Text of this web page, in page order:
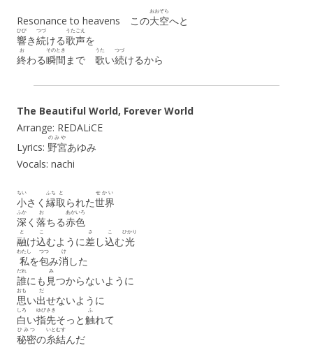
Resonance to heavens この大空
おおぞら
へと
響
ひび
き続
つづ
ける歌声
うたごえ
を
終
お
わる瞬間
そのとき
まで 歌
うた
い続
つづ
けるから
The Beautiful World, Forever World
Arrange: REDALiCE
Lyrics: 野宮
のみや
あゆみ
Vocals: nachi
小
ちい
さく 縁
ふち
取
と
られた世界
せかい
深
ふか
く 落
お
ちる赤色
あかいろ
融
と
け込
こ
むように差
さ
し込
こ
む光
ひかり
私
わたし
を包
つつ
み消
け
した
誰
だれ
にも 見
み
つからないように
思
おも
い出
だ
せないように
白
しろ
い指先
ゆびさき
そっと触
ふ
れて
秘密
ひみつ
の糸
いと
結
むす
んだ